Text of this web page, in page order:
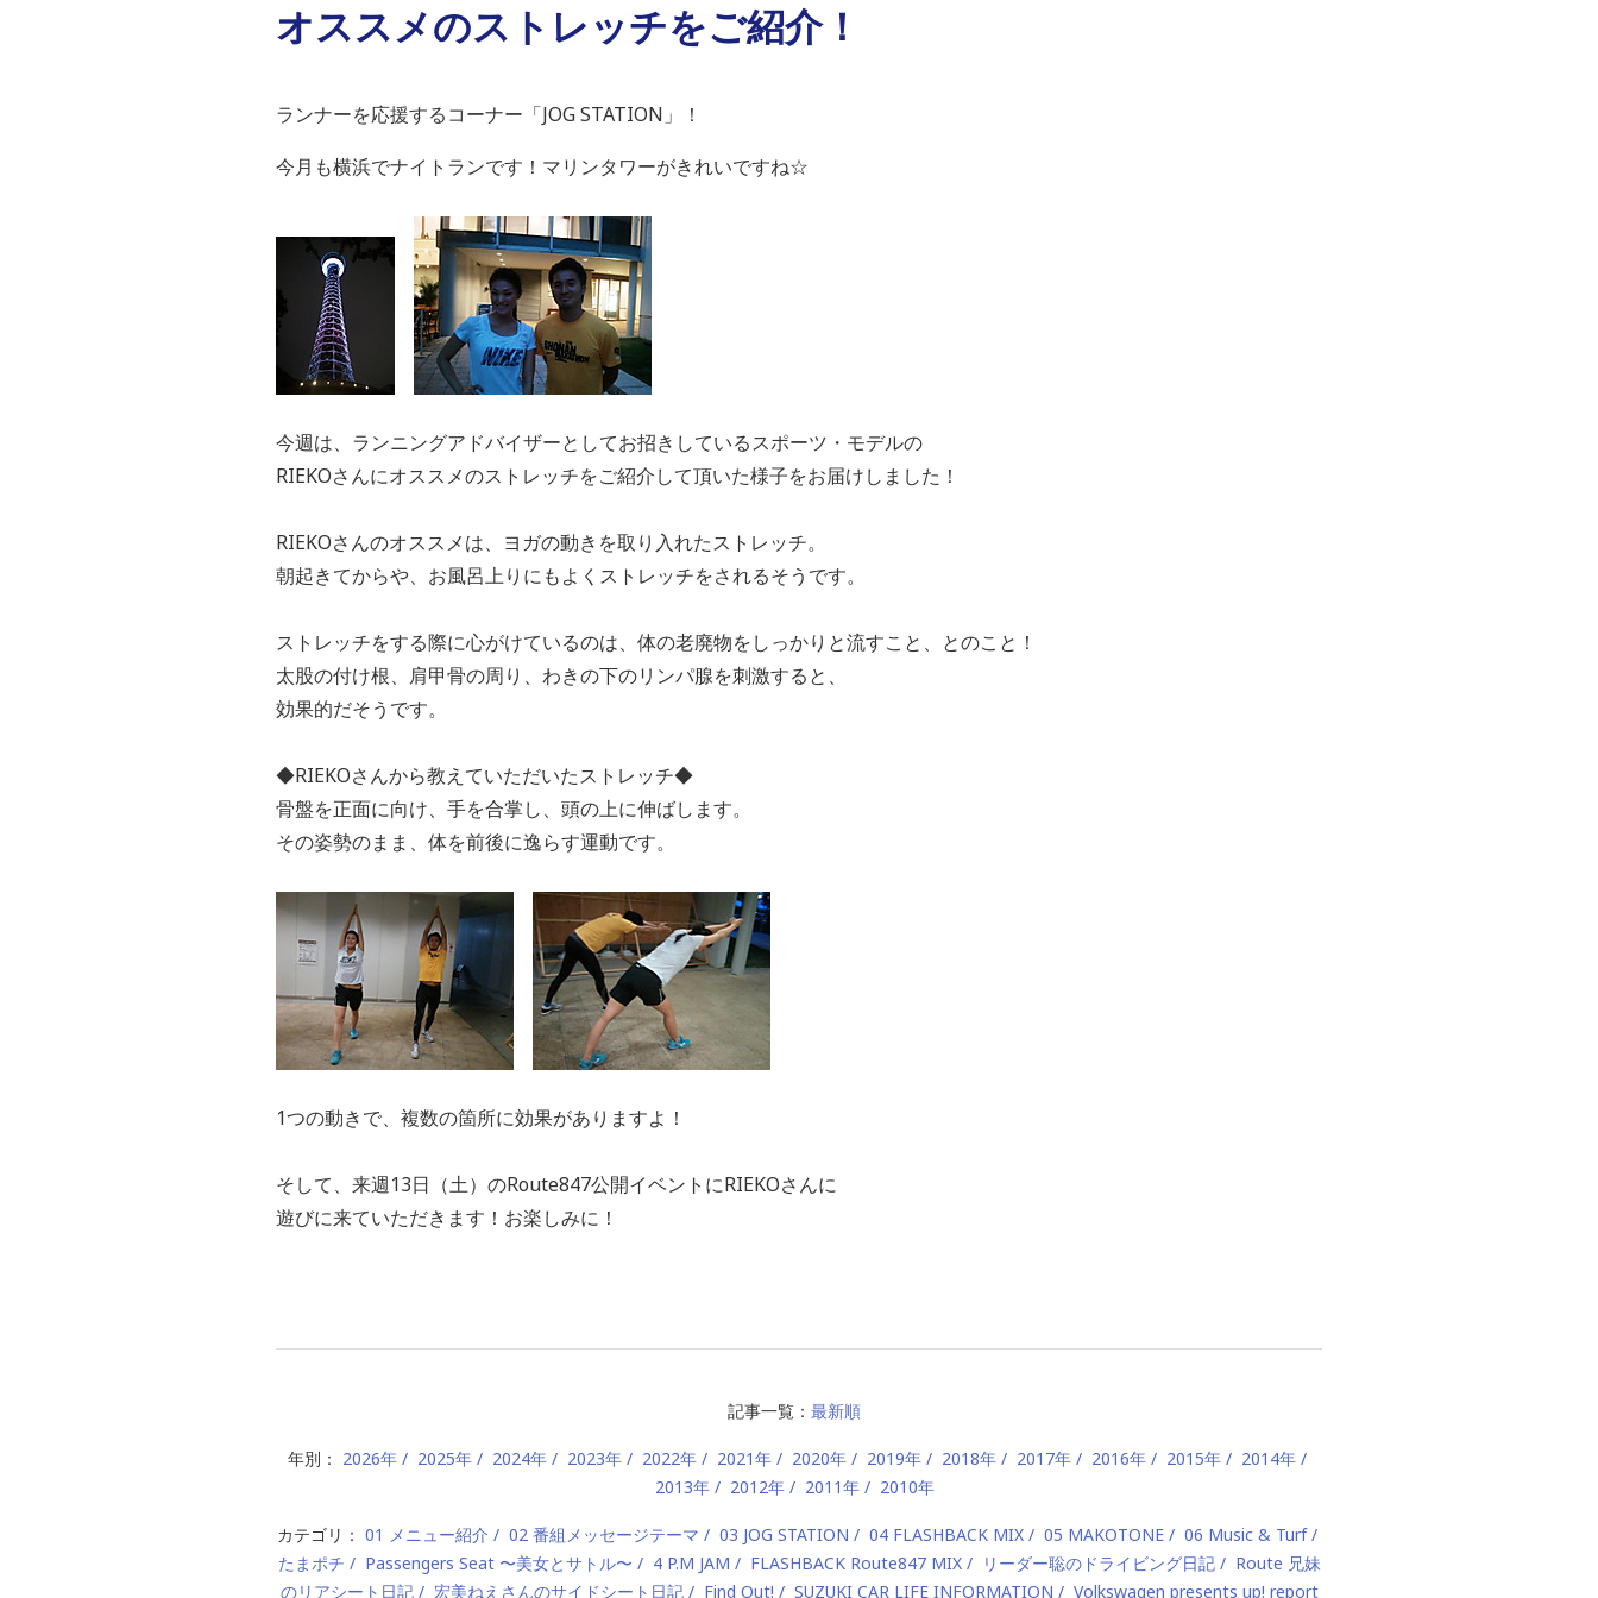
オススメのストレッチをご紹介！
ランナーを応援するコーナー「JOG STATION」！
今月も横浜でナイトランです！マリンタワーがきれいですね☆
今週は、ランニングアドバイザーとしてお招きしているスポーツ・モデルの
RIEKOさんにオススメのストレッチをご紹介して頂いた様子をお届けしました！
RIEKOさんのオススメは、ヨガの動きを取り入れたストレッチ。
朝起きてからや、お風呂上りにもよくストレッチをされるそうです。
ストレッチをする際に心がけているのは、体の老廃物をしっかりと流すこと、とのこと！
太股の付け根、肩甲骨の周り、わきの下のリンパ腺を刺激すると、
効果的だそうです。
◆RIEKOさんから教えていただいたストレッチ◆
骨盤を正面に向け、手を合掌し、頭の上に伸ばします。
その姿勢のまま、体を前後に逸らす運動です。
1つの動きで、複数の箇所に効果がありますよ！
そして、来週13日（土）のRoute847公開イベントにRIEKOさんに
遊びに来ていただきます！お楽しみに！
記事一覧： 最新順
年別： 2026年 2025年 2024年 2023年 2022年 2021年 2020年 2019年 2018年 2017年 2016年 2015年
2014年
2013年
2012年 2011年 2010年
カテゴリ： 01 メニュー紹介 02 番組メッセージテーマ 03 JOG STATION 04 FLASHBACK MIX 05 MAKOTONE
06 Music & Turf
たまポチ
Passengers Seat 〜美女とサトル〜 4 P.M JAM FLASHBACK Route847 MIX リーダー聡のドライビング日記
Route 兄妹
のリアシート日記
宏美ねえさんのサイドシート日記 Find Out! SUZUKI CAR LIFE INFORMATION Volkswagen presents up! report